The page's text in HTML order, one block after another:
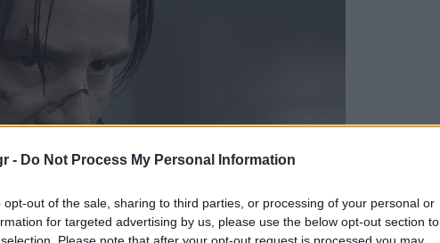
- Do Not Process My Personal Information
opt-out of the sale, sharing to third parties, or processing of your personal or
for targeted advertising by us, please use the below opt-out section to
Please note that after your opt-out request is processed you may